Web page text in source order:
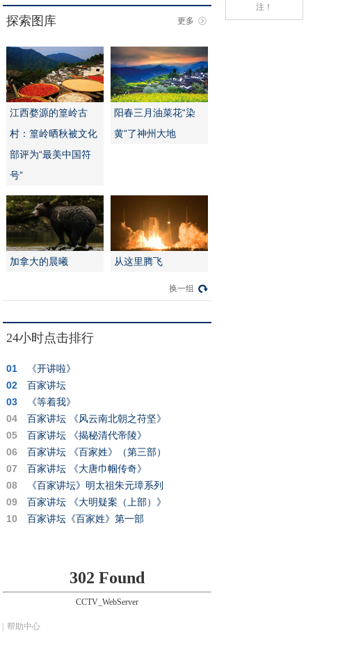
注！
探索图库 更多
江西婺源的篁岭古
村：篁岭晒秋被文化
部评为“最美中国符
号”
阳春三月油菜花“染
黄”了神州大地
加拿大的晨曦 从这里腾飞
换一组
24小时点击排行
01
《开讲啦》
02
百家讲坛
03
《等着我》
04
百家讲坛 《风云南北朝之苻坚》
05
百家讲坛 《揭秘清代帝陵》
06
百家讲坛 《百家姓》（第三部）
07
百家讲坛 《大唐巾帼传奇》
08
《百家讲坛》明太祖朱元璋系列
09
百家讲坛 《大明疑案（上部）》
10
百家讲坛《百家姓》第一部
302 Found
CCTV_WebServer
帮助中心